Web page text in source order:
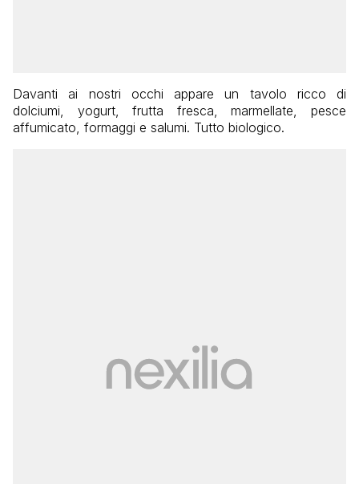
Davanti ai nostri occhi appare un tavolo ricco di
dolciumi, yogurt, frutta fresca, marmellate, pesce
affumicato, formaggi e salumi. Tutto biologico.